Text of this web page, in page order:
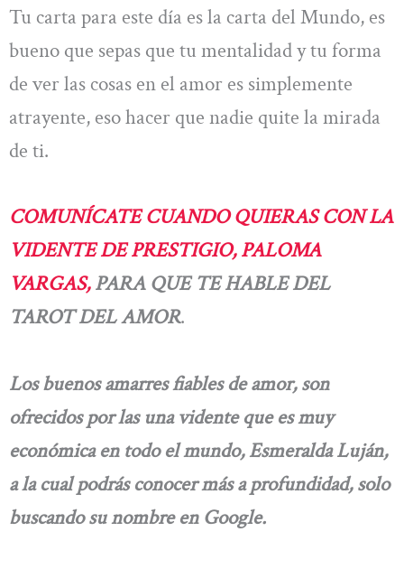
Tu carta para este día es la carta del Mundo, es
bueno que sepas que tu mentalidad y tu forma
de ver las cosas en el amor es simplemente
atrayente, eso hacer que nadie quite la mirada
de ti.
COMUNÍCATE CUANDO QUIERAS CON LA
VIDENTE DE PRESTIGIO, PALOMA
VARGAS,PARA QUE TE HABLE DEL
TAROT DEL AMOR.
Los buenos amarres fiables de amor, son
ofrecidos por las una vidente que es muy
económica en todo el mundo, Esmeralda Luján,
a la cual podrás conocer más a profundidad, solo
buscando su nombre en Google.